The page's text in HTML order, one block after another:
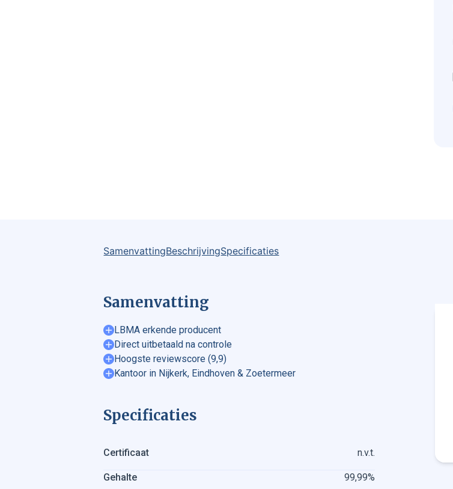
SamenvattingBeschrijvingSpecificaties
Samenvatting
LBMA erkende producent
Direct uitbetaald na controle
Hoogste reviewscore (9,9)
Kantoor in Nijkerk, Eindhoven & Zoetermeer
Specificaties
Certificaat n.v.t.
Gehalte 99,99%